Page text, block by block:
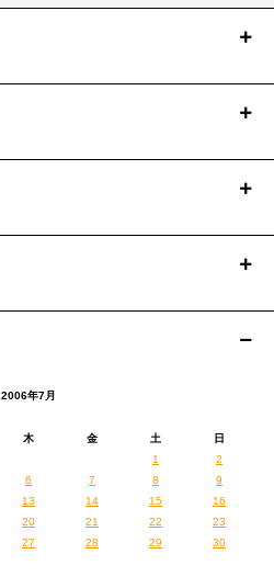
2006年7月
木 金 土
日
1
2
6 7 8
9
13 14 15
16
20 21 22
23
27 28 29
30